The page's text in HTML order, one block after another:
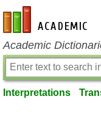
en-academic.com
Academic
Interpretations